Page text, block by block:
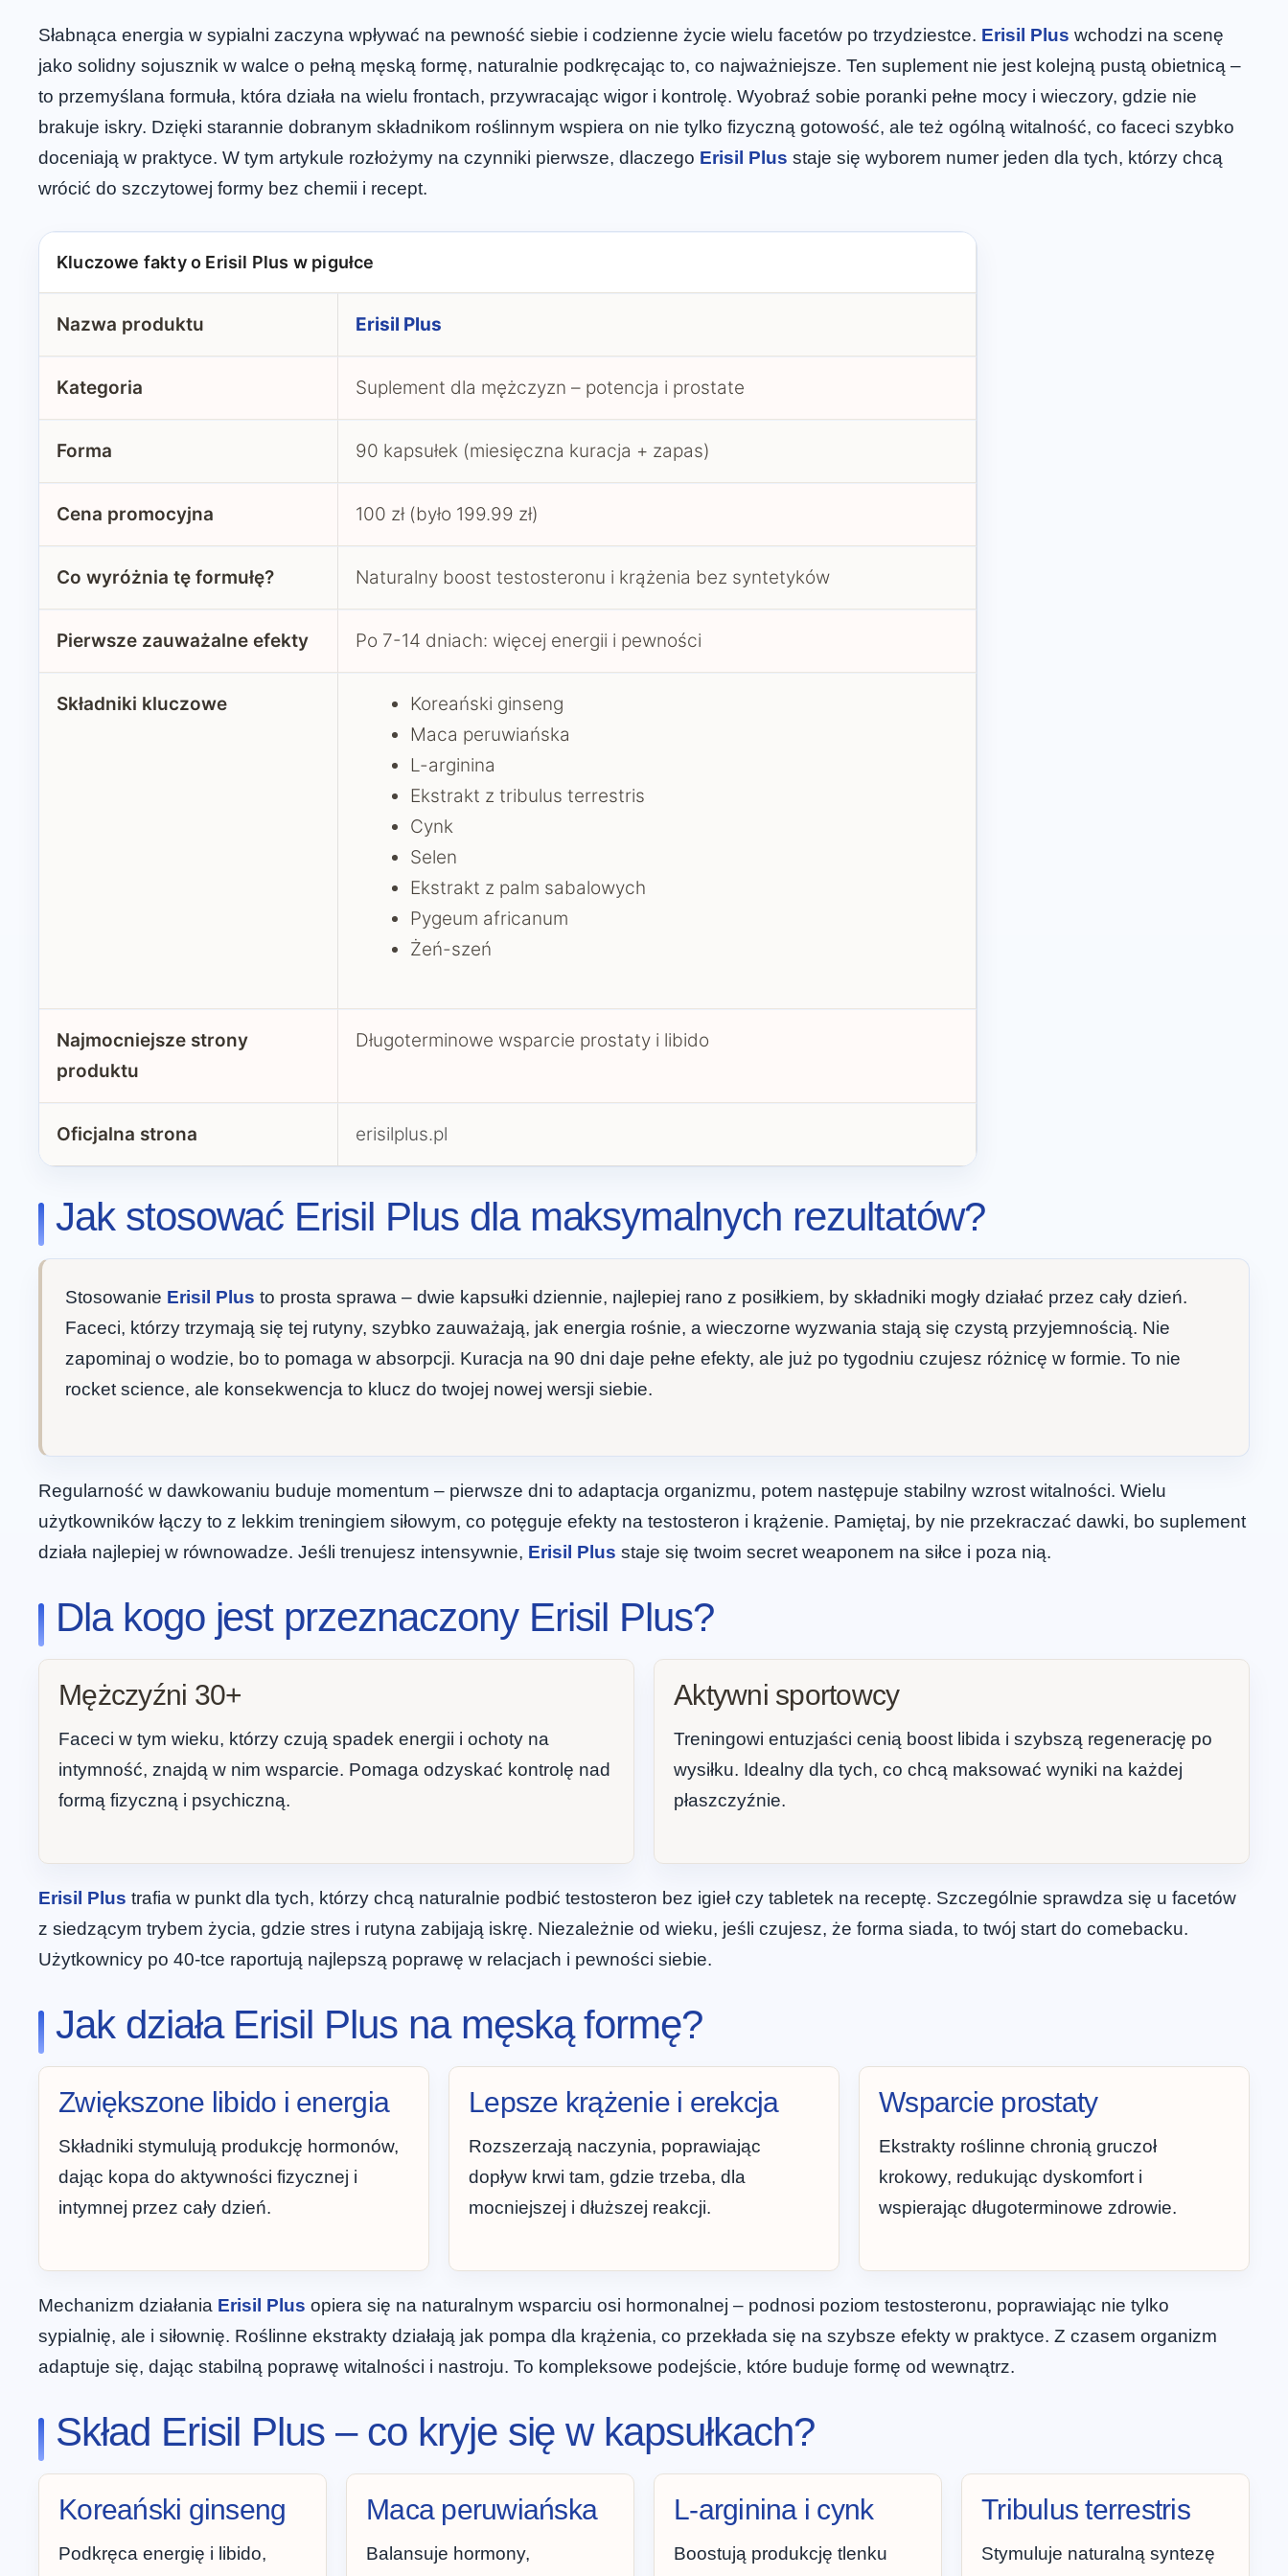
Słabnąca energia w sypialni zaczyna wpływać na pewność siebie i codzienne życie wielu facetów po trzydziestce. Erisil Plus wchodzi na scenę
jako solidny sojusznik w walce o pełną męską formę, naturalnie podkręcając to, co najważniejsze. Ten suplement nie jest kolejną pustą obietnicą –
to przemyślana formuła, która działa na wielu frontach, przywracając wigor i kontrolę. Wyobraź sobie poranki pełne mocy i wieczory, gdzie nie
brakuje iskry. Dzięki starannie dobranym składnikom roślinnym wspiera on nie tylko fizyczną gotowość, ale też ogólną witalność, co faceci szybko
doceniają w praktyce. W tym artykule rozłożymy na czynniki pierwsze, dlaczego Erisil Plus staje się wyborem numer jeden dla tych, którzy chcą
wrócić do szczytowej formy bez chemii i recept.
Kluczowe fakty o Erisil Plus w pigułce
Nazwa produktu Erisil Plus
Kategoria Suplement dla mężczyzn – potencja i prostate
Forma 90 kapsułek (miesięczna kuracja + zapas)
Cena promocyjna 100 zł (było 199.99 zł)
Co wyróżnia tę formułę? Naturalny boost testosteronu i krążenia bez syntetyków
Pierwsze zauważalne efekty Po 7-14 dniach: więcej energii i pewności
Składniki kluczowe
Koreański ginseng
Maca peruwiańska
L-arginina
Ekstrakt z tribulus terrestris
Cynk
Selen
Ekstrakt z palm sabalowych
Pygeum africanum
Żeń-szeń
Najmocniejsze strony
produktu
Długoterminowe wsparcie prostaty i libido
Oficjalna strona erisilplus.pl
Jak stosować Erisil Plus dla maksymalnych rezultatów?
Stosowanie Erisil Plus to prosta sprawa – dwie kapsułki dziennie, najlepiej rano z posiłkiem, by składniki mogły działać przez cały dzień.
Faceci, którzy trzymają się tej rutyny, szybko zauważają, jak energia rośnie, a wieczorne wyzwania stają się czystą przyjemnością. Nie
zapominaj o wodzie, bo to pomaga w absorpcji. Kuracja na 90 dni daje pełne efekty, ale już po tygodniu czujesz różnicę w formie. To nie
rocket science, ale konsekwencja to klucz do twojej nowej wersji siebie.
Regularność w dawkowaniu buduje momentum – pierwsze dni to adaptacja organizmu, potem następuje stabilny wzrost witalności. Wielu
użytkowników łączy to z lekkim treningiem siłowym, co potęguje efekty na testosteron i krążenie. Pamiętaj, by nie przekraczać dawki, bo suplement
działa najlepiej w równowadze. Jeśli trenujesz intensywnie, Erisil Plus staje się twoim secret weaponem na siłce i poza nią.
Dla kogo jest przeznaczony Erisil Plus?
Mężczyźni 30+
Faceci w tym wieku, którzy czują spadek energii i ochoty na
intymność, znajdą w nim wsparcie. Pomaga odzyskać kontrolę nad
formą fizyczną i psychiczną.
Aktywni sportowcy
Treningowi entuzjaści cenią boost libida i szybszą regenerację po
wysiłku. Idealny dla tych, co chcą maksować wyniki na każdej
płaszczyźnie.
Erisil Plus trafia w punkt dla tych, którzy chcą naturalnie podbić testosteron bez igieł czy tabletek na receptę. Szczególnie sprawdza się u facetów
z siedzącym trybem życia, gdzie stres i rutyna zabijają iskrę. Niezależnie od wieku, jeśli czujesz, że forma siada, to twój start do comebacku.
Użytkownicy po 40-tce raportują najlepszą poprawę w relacjach i pewności siebie.
Jak działa Erisil Plus na męską formę?
Zwiększone libido i energia
Składniki stymulują produkcję hormonów,
dając kopa do aktywności fizycznej i
intymnej przez cały dzień.
Lepsze krążenie i erekcja
Rozszerzają naczynia, poprawiając
dopływ krwi tam, gdzie trzeba, dla
mocniejszej i dłuższej reakcji.
Wsparcie prostaty
Ekstrakty roślinne chronią gruczoł
krokowy, redukując dyskomfort i
wspierając długoterminowe zdrowie.
Mechanizm działania Erisil Plus opiera się na naturalnym wsparciu osi hormonalnej – podnosi poziom testosteronu, poprawiając nie tylko
sypialnię, ale i siłownię. Roślinne ekstrakty działają jak pompa dla krążenia, co przekłada się na szybsze efekty w praktyce. Z czasem organizm
adaptuje się, dając stabilną poprawę witalności i nastroju. To kompleksowe podejście, które buduje formę od wewnątrz.
Skład Erisil Plus – co kryje się w kapsułkach?
Koreański ginseng
Podkręca energię i libido,
Maca peruwiańska
Balansuje hormony,
L-arginina i cynk
Boostują produkcję tlenku
Tribulus terrestris
Stymuluje naturalną syntezę